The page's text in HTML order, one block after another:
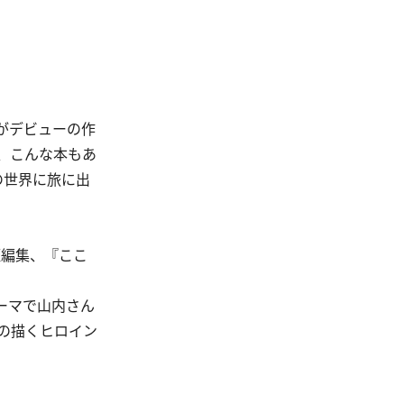
デビューの作
こんな本もあ
界に旅に出
集、『ここ
マで山内さん
描くヒロイン